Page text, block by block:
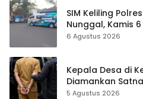
SIM Keliling
Nunggal, Kamis
6 Agustus 2026
Kepala Desa di
Diamankan
Penjelasan Resmi
5 Agustus 2026